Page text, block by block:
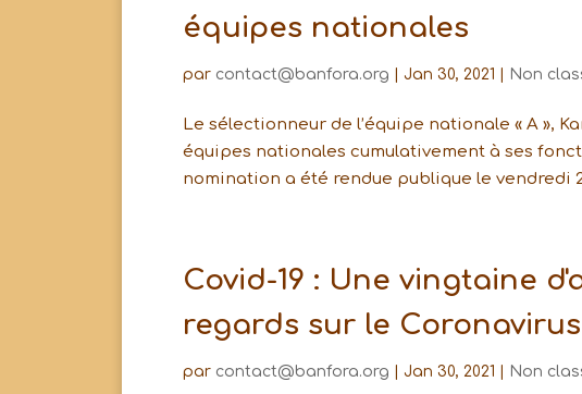
équipes nationales
par contact@banfora.org Jan 30, 2021 Non
Le sélectionneur de l’équipe nationale « A »,
équipes nationales cumulativement à ses
nomination a été rendue publique le vendredi
Covid-19 : Une vingtaine
regards sur le
par contact@banfora.org Jan 30, 2021 Non